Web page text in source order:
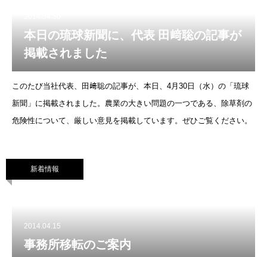
本日の琉球新聞に、代表 田﨑聡の記事が
掲載されました
このたび当社代表、田﨑聡の記事が、本日、4月30日（水）の「琉球
新聞」に掲載されました。農業の大きい問題の一つである、除草剤の
危険性について、厳しい意見を掲載しています。ぜひご覧ください。
新着情報
2014.04.15
事務所移転のご案内